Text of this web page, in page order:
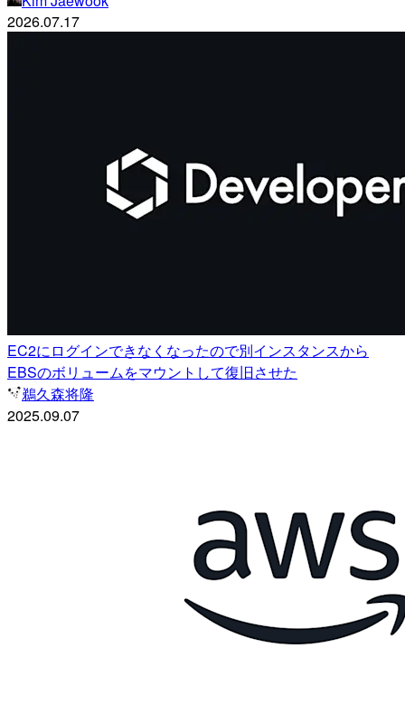
2026.07.17
EC2にログインできなくなったので別インスタンスから
EBSのボリュームをマウントして復旧させた
鵜久森将隆
2025.09.07